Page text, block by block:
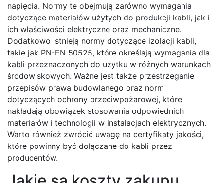
napięcia. Normy te obejmują zarówno wymagania
dotyczące materiałów użytych do produkcji kabli, jak i
ich właściwości elektryczne oraz mechaniczne.
Dodatkowo istnieją normy dotyczące izolacji kabli,
takie jak PN-EN 50525, które określają wymagania dla
kabli przeznaczonych do użytku w różnych warunkach
środowiskowych. Ważne jest także przestrzeganie
przepisów prawa budowlanego oraz norm
dotyczących ochrony przeciwpożarowej, które
nakładają obowiązek stosowania odpowiednich
materiałów i technologii w instalacjach elektrycznych.
Warto również zwrócić uwagę na certyfikaty jakości,
które powinny być dołączane do kabli przez
producentów.